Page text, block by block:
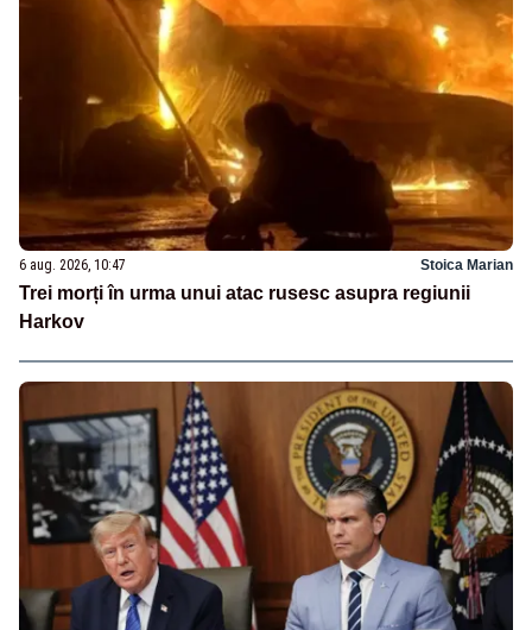
6 aug. 2026, 10:47 Stoica Marian
Trei morți în urma unui atac rusesc asupra regiunii
Harkov